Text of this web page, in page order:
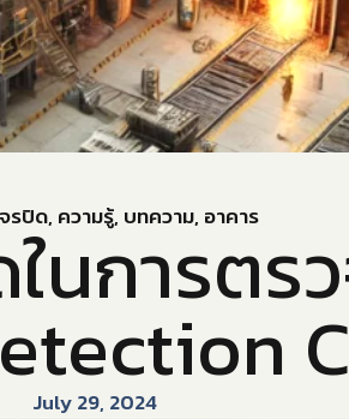
รปิด, ความรู้, บทความ, อาคาร
นการตร
July 29, 2024